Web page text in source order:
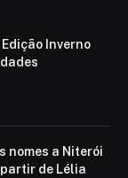
Inverno
nomes a Niterói
de Lélia